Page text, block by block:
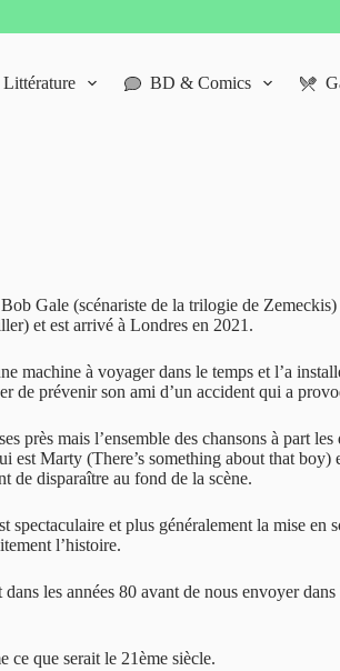
Littérature BD & Comics
Gale (scénariste de la trilogie de
et est arrivé à Londres en 2021.
à voyager dans le temps et l’a
de prévenir son ami d’un accident qui a
près mais l’ensemble des chansons à part
est Marty (There’s something about that
de disparaître au fond de la scène.
et plus généralement la mise
l’histoire.
les années 80 avant de nous envoyer
ce que serait le 21ème siècle.